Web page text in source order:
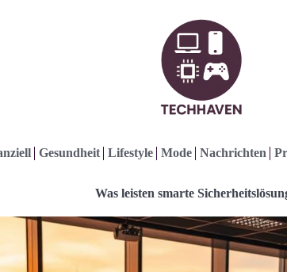
Gesundheit Lifestyle Mode Nachrichten
Was leisten smarte